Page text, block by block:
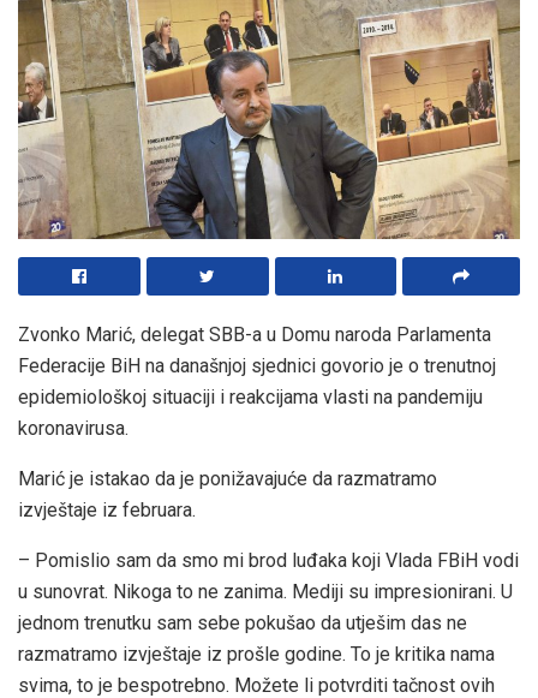
Zvonko Marić, delegat SBB-a u Domu naroda Parlamenta
Federacije BiH na današnjoj sjednici govorio je o trenutnoj
epidemiološkoj situaciji i reakcijama vlasti na pandemiju
koronavirusa.
Marić je istakao da je ponižavajuće da razmatramo
izvještaje iz februara.
– Pomislio sam da smo mi brod luđaka koji Vlada FBiH vodi
u sunovrat. Nikoga to ne zanima. Mediji su impresionirani. U
jednom trenutku sam sebe pokušao da utješim das ne
razmatramo izvještaje iz prošle godine. To je kritika nama
svima, to je bespotrebno. Možete li potvrditi tačnost ovih